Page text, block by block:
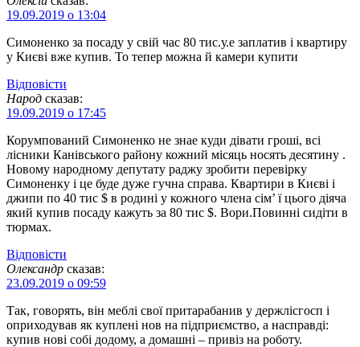
19.09.2019 о 13:04
Симоненко за посаду у свій час 80 тис.у.е заплатив і квартиру
у Києві вже купив. То тепер можна й камери купити
Відповіcти
Народ сказав:
19.09.2019 о 17:45
Корумпований Симоненко не знае куди дівати гроші, всі
лісники Канівського району кожний місяць носять десятину .
Новому народному депутату раджу зробити перевірку
Симоненку і це буде дуже гучна справа. Квартири в Києві і
джипи по 40 тис $ в родині у кожного члена сім’ ї цього діяча
який купив посаду кажуть за 80 тис $. Вори.Повинні сидіти в
тюрмах.
Відповіcти
Олександр сказав:
23.09.2019 о 09:59
Так, говорять, він меблі свої притарабанив у держлісгосп і
оприходував як куплені нов на підприємство, а насправді:
купив нові собі додому, а домашні – привіз на роботу.